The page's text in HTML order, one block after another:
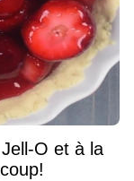
O et à la